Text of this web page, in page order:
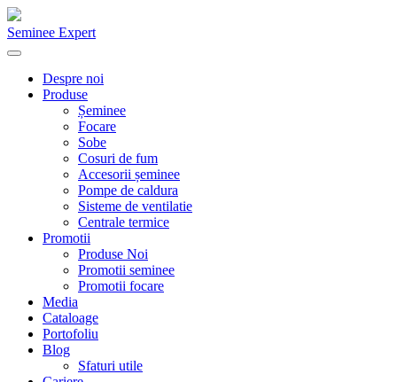
Seminee Expert
Despre noi
Produse
Șeminee
Focare
Sobe
Cosuri de fum
Accesorii șeminee
Pompe de caldura
Sisteme de ventilatie
Centrale termice
Promotii
Produse Noi
Promotii seminee
Promotii focare
Media
Cataloage
Portofoliu
Blog
Sfaturi utile